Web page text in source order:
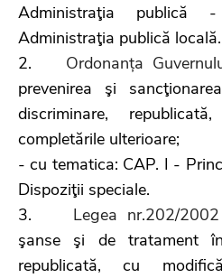
Administraţia
Administraţia publică locală.
2. Ordonanța
prevenirea şi
discriminare,
completările ulterioare;
- cu tematica: CAP. I -
Dispoziţii speciale.
3. Legea nr.202/2002
şanse şi de tratament
republicată, cu